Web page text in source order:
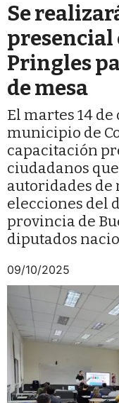
Se
presencial
Pringles
de mesa
El martes 14
municipio de
capacitación
ciudadanos
autoridades de
elecciones del
provincia de
diputados
09/10/2025